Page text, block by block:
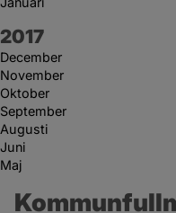
År:
2017
December
November
Oktober
September
Augusti
Juni
Maj